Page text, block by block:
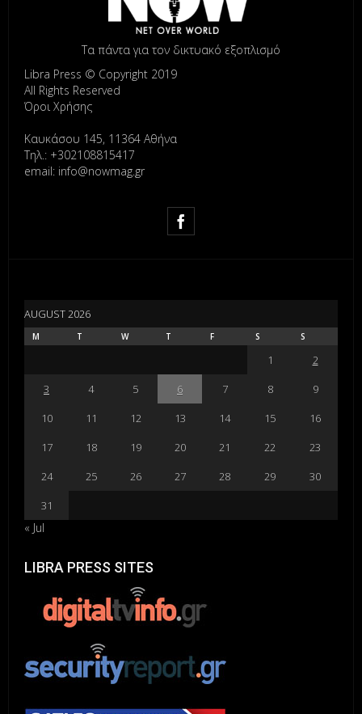
Τα πάντα για τον δικτυακό εξοπλισμό
Libra Press © Copyright 2019
All Rights Reserved
Όροι Χρήσης
Καυκάσου 145, 11364 Αθήνα
Τηλ.: +302108815417
email: info@nowmag.gr
AUGUST 2026
M T W T F S S
1
2
3
4 5 6 7 8
9
10
11 12 13 14 15
16
17
18 19 20 21 22
23
24
25 26 27 28 29
30
31
« Jul
LIBRA PRESS SITES